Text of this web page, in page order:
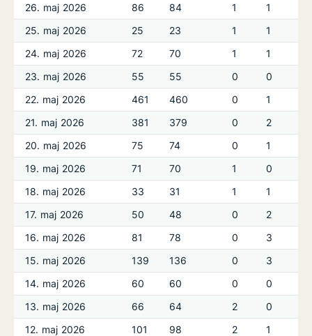
26. maj 2026
86 84 1
1
25. maj 2026
25 23 1
1
24. maj 2026
72 70 1
1
23. maj 2026
55 55 0
0
22. maj 2026
461 460 0
1
21. maj 2026
381 379 0
2
20. maj 2026
75 74 0
1
19. maj 2026
71 70 1
0
18. maj 2026
33 31 1
1
17. maj 2026
50 48 0
2
16. maj 2026
81 78 0
3
15. maj 2026
139 136 0
3
14. maj 2026
60 60 0
0
13. maj 2026
66 64 2
0
12. maj 2026
101 98 2
1